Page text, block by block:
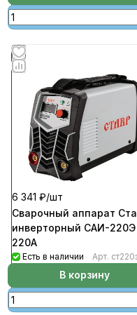
6 341 ₽/шт
Сварочный аппарат
инверторный САИ-220Э
220А
Есть в наличии Арт.
В корзину